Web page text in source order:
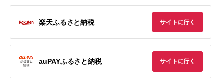
楽天ふるさと納税 サイトに行く
auPAYふるさと納税 サイトに行く